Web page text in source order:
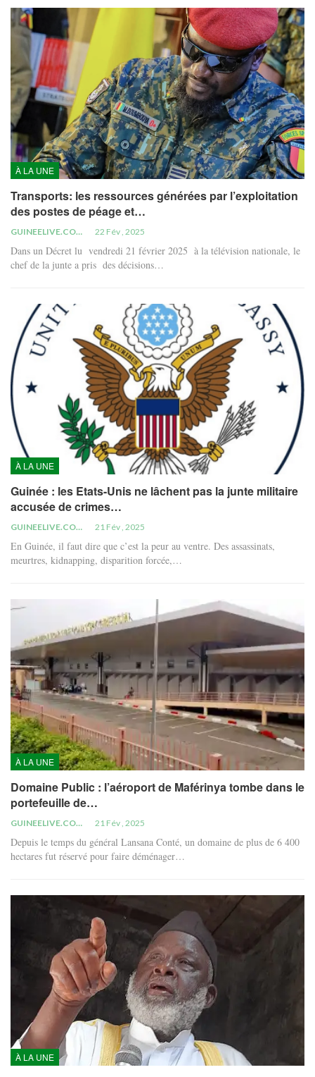
À LA UNE
Transports: les ressources générées par l’exploitation
des postes de péage et…
GUINEELIVE.COM 22 Fév , 2025
Dans un Décret lu vendredi 21 février 2025 à la télévision nationale, le
chef de la junte a pris des décisions…
À LA UNE
Guinée : les Etats-Unis ne lâchent pas la junte militaire
accusée de crimes…
GUINEELIVE.COM 21 Fév , 2025
En Guinée, il faut dire que c’est la peur au ventre. Des assassinats,
meurtres, kidnapping, disparition forcée,…
À LA UNE
Domaine Public : l’aéroport de Maférinya tombe dans le
portefeuille de…
GUINEELIVE.COM 21 Fév , 2025
Depuis le temps du général Lansana Conté, un domaine de plus de 6 400
hectares fut réservé pour faire déménager…
À LA UNE